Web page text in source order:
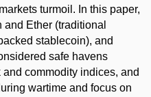
turmoil. In this paper,
Ether (traditional
stablecoin), and
safe havens
commodity indices, and
wartime and focus on